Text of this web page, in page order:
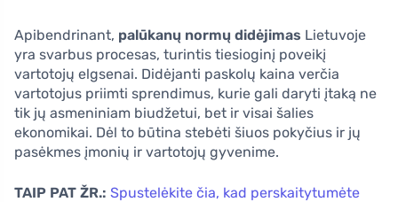
Apibendrinant, palūkanų normų didėjimas Lietuvoje
yra svarbus procesas, turintis tiesioginį poveikį
vartotojų elgsenai. Didėjanti paskolų kaina verčia
vartotojus priimti sprendimus, kurie gali daryti įtaką ne
tik jų asmeniniam biudžetui, bet ir visai šalies
ekonomikai. Dėl to būtina stebėti šiuos pokyčius ir jų
pasėkmes įmonių ir vartotojų gyvenime.
TAIP PAT ŽR.: Spustelėkite čia, kad perskaitytumėte